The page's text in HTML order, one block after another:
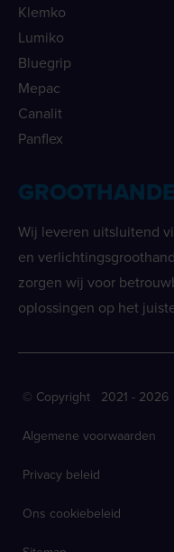
Klemko
Lumiko
Bluegrip
Mepac
Canalit
Panflex
Wij leveren uitsluitend
en
zorgen wij voor
oplossingen op het
© Copyright 2021 - 2026
Algemene voorwaarden
Privacy beleid
Ons cookiebeleid